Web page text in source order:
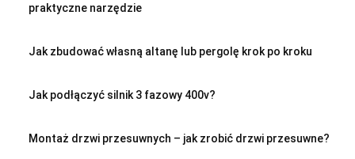
praktyczne narzędzie
Jak zbudować własną altanę lub pergolę krok po kroku
Jak podłączyć silnik 3 fazowy 400v?
Montaż drzwi przesuwnych – jak zrobić drzwi przesuwne?